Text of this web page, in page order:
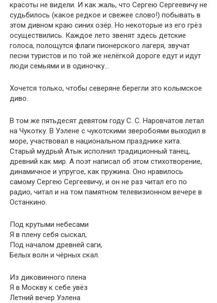
красоты не видели. И как жаль, что Сергею Сергее­вичу не
судьбилось (какое редкое и свежее слово!) побы­вать в
этом дивном краю синих озёр. Но некоторые из его грёз
осуществились. Каждое лето звенят здесь детские
голоса, полощутся флаги пионерского лагеря, звучат
песни туристов и по той же нелёгкой дороге едут и идут
люди семьями и в одиночку…
Хочется только, чтобы северяне берегли это колым­ское
диво.
В том же пятьдесят девятом году С. С. Наровчатов летал
на Чукотку. В Уэлене с чукотскими зверобоями выходил в
море, участвовал в национальном празднике кита.
Старый мудрый Атык исполнил традиционный танец,
древний как мир. А поэт написал об этом стихо­творение,
динамичное и упругое, как пружина. Оно нравилось
самому Сергею Сергеевичу, и он не раз читал его по
радио, читал и на том памятном телевизионном вечере в
Останкино.
Под крутыми небесами
Я в плену себя сыскал,
Под началом древней саги,
Белых волн и чёрных скал.
Из диковинного плена
Я в Москву к себе увёз
Летний вечер Уэлена